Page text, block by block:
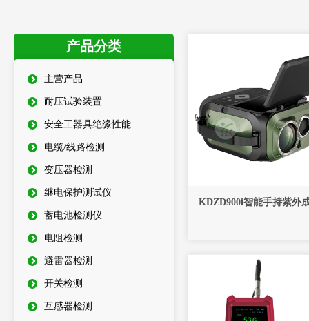
产品分类
主营产品
耐压试验装置
安全工器具绝缘性能
电缆/线路检测
变压器检测
继电保护测试仪
蓄电池检测仪
电阻检测
避雷器检测
开关检测
互感器检测
KDZD900i智能手持紫外